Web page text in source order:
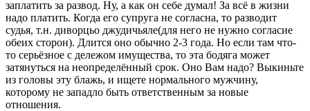
заплатить за развод. Ну, а как он себе думал! За всё в жизни
надо платить. Когда его супруга не согласна, то разводит
судья, т.н. диворцьо джудичьяле(для него не нужно согласие
обеих сторон). Длится оно обычно 2-3 года. Но если там что-
то серьёзное с дележом имущества, то эта бодяга может
затянуться на неопределённый срок. Оно Вам надо? Выкиньте
из головы эту блажь, и ищете нормального мужчину,
которому не западло быть ответственным за новые
отношения.